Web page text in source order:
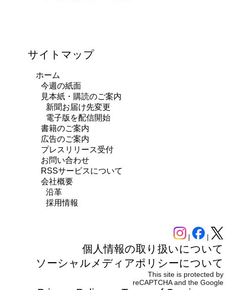
サイトマップ
ホーム
今週の紙面
見本紙・購読のご案内
新聞お届け先変更
電子版を配信開始
書籍のご案内
広告のご案内
プレスリリース受付
お問い合わせ
RSSサービスについて
会社概要
沿革
採用情報
| |
個人情報の取り扱いについて
ソーシャルメディアポリシーについて
This site is protected by
reCAPTCHA and the Google